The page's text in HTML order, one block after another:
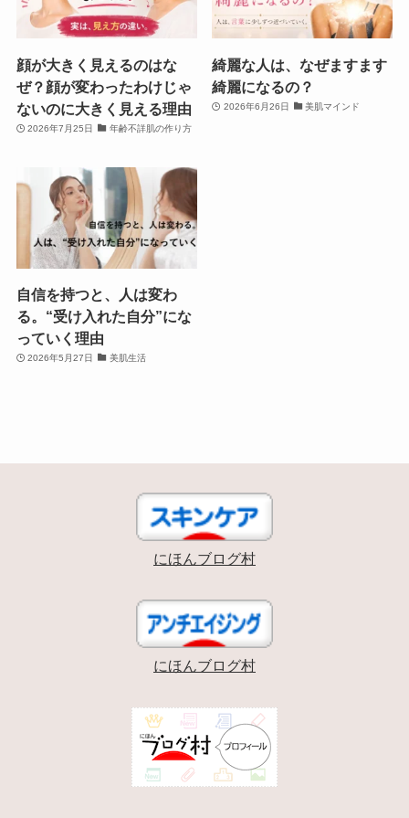
顔が大きく見えるのはな
ぜ？顔が変わったわけじゃ
ないのに大きく見える理由
2026年7月25日 年齢不詳肌の作り方
綺麗な人は、なぜますます
綺麗になるの？
2026年6月26日 美肌マインド
自信を持つと、人は変わ
る。“受け入れた自分”にな
っていく理由
2026年5月27日 美肌生活
にほんブログ村
にほんブログ村